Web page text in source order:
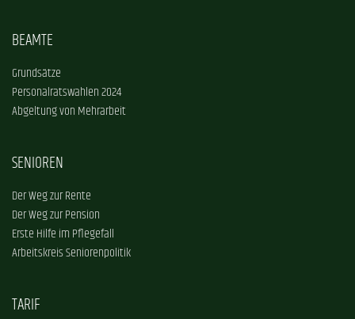
BEAMTE
Grundsätze
Personalratswahlen 2024
Abgeltung von Mehrarbeit
SENIOREN
Der Weg zur Rente
Der Weg zur Pension
Erste Hilfe im Pflegefall
Arbeitskreis Seniorenpolitik
TARIF